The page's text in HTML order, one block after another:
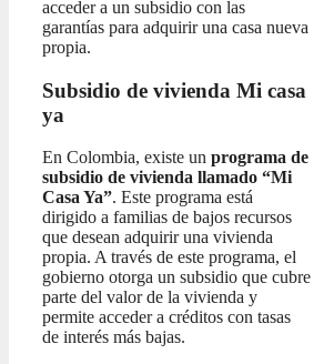
acceder a un subsidio con las
garantías para adquirir una casa nueva
propia.
Subsidio de vivienda Mi casa
ya
En Colombia, existe un programa de
subsidio de vivienda llamado “Mi
Casa Ya”. Este programa está
dirigido a familias de bajos recursos
que desean adquirir una vivienda
propia. A través de este programa, el
gobierno otorga un subsidio que cubre
parte del valor de la vivienda y
permite acceder a créditos con tasas
de interés más bajas.